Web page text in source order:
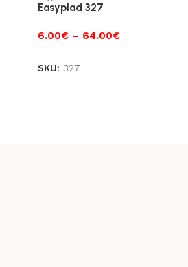
Easyplad 327
6.00€ – 64.00€
SKU: 327